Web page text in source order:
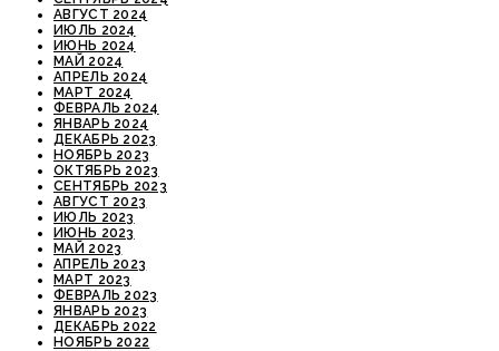
АВГУСТ 2024
ИЮЛЬ 2024
ИЮНЬ 2024
МАЙ 2024
АПРЕЛЬ 2024
МАРТ 2024
ФЕВРАЛЬ 2024
ЯНВАРЬ 2024
ДЕКАБРЬ 2023
НОЯБРЬ 2023
ОКТЯБРЬ 2023
СЕНТЯБРЬ 2023
АВГУСТ 2023
ИЮЛЬ 2023
ИЮНЬ 2023
МАЙ 2023
АПРЕЛЬ 2023
МАРТ 2023
ФЕВРАЛЬ 2023
ЯНВАРЬ 2023
ДЕКАБРЬ 2022
НОЯБРЬ 2022